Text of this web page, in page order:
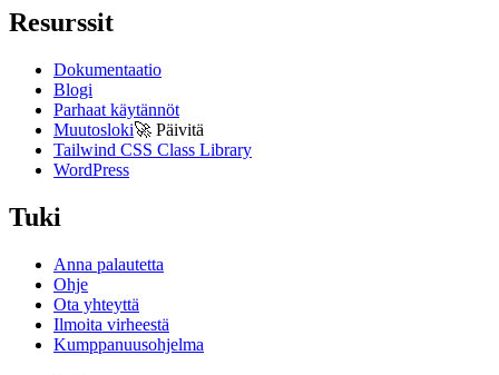
Resurssit
Dokumentaatio
Blogi
Parhaat käytännöt
Muutosloki🚀 Päivitä
Tailwind CSS Class Library
WordPress
Tuki
Anna palautetta
Ohje
Ota yhteyttä
Ilmoita virheestä
Kumppanuusohjelma